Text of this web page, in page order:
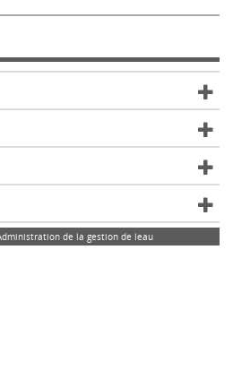
de la gestion de leau